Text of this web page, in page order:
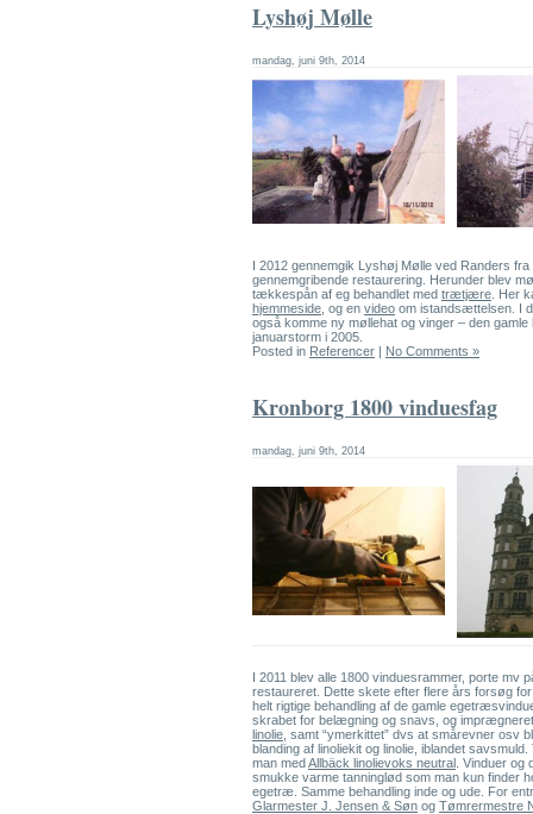
Lyshøj Mølle
mandag, juni 9th, 2014
I 2012 gennemgik Lyshøj Mølle ved Randers fra
gennemgribende restaurering. Herunder blev
tækkespån af eg behandlet med trætjære . Her
hjemmeside , og en video om istandsættelsen. I
også komme ny møllehat og vinger – den
januarstorm i 2005.
Posted in Referencer | No Comments »
Kronborg 1800 vinduesfag
mandag, juni 9th, 2014
I 2011 blev alle 1800 vinduesrammer, porte mv
restaureret. Dette skete efter flere års forsøg
helt rigtige behandling af de gamle
skrabet for belægning og snavs, og
linolie , samt “ymerkittet” dvs at smårevner osv
blanding af linoliekit og linolie, iblandet
man medAllbäck linolievoks neutral . Vinduer
smukke varme tanninglød som man kun finder
egetræ. Samme behandling inde og ude. For
Glarmester J. Jensen & Søn og Tømrermestre